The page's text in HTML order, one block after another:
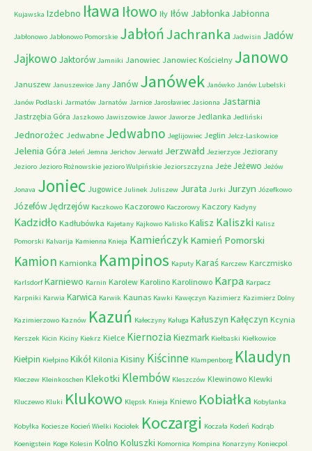
Kujawska Izdebno Iława Iłowo Iły Iłów Jabłonka Jabłonna
Jabłonowo Jabłonowo Pomorskie JabłońJachranka Jadwisin Jadów
Jajkowo Jaktorów Jamniki Janowiec Janowiec Kościelny Janowo
Januszew Januszewice Jany Janów Janówek Janówko Janów Lubelski
Janów Podlaski Jarmatów Jarnatów Jarnice Jarosławiec Jasionna Jastarnia
Jastrzębia Góra Jaszkowo Jawiszowice Jawor Jaworze Jedlanka Jedliński
Jednorożec Jedwabne Jedwabno Jeglijowiec Jeglin Jelcz-Laskowice
Jelenia Góra Jeleń Jemna Jerichov Jerwałd Jerzwałd Jezierzyce Jeziorany
Jezioro Jezioro Rożnowskie jezioro Wulpińskie Jeziorszczyzna Jeże Jeżewo Jeżów
Jonava Joniec Jugowice Julinek Juliszew Jurata Jurki Jurzyn Józefkowo
JózefówJędrzejów Kaczkowo Kaczorowo Kaczorowy Kaczory Kadyny
Kadzidło Kadłubówka Kajetany Kajkowo Kalisko Kalisz Kaliszki Kalisz
Pomorski Kalvarija Kamienna Knieja Kamieńczyk Kamień Pomorski
Kamion Kamionka Kampinos Kaputy Karaś Karczew Karczmisko
Karlsdorf Karniewo Karnin Karolew Karolino Karolinowo Karpa Karpacz
Karpniki Karwia Karwica Karwik Kaunas Kawki Kawęczyn Kazimierz Kazimierz Dolny
Kazimierzowo Kaznów Kazuń Kałeczyny Kaługa Kałuszyn Kałęczyn Kcynia
Kerszek Kicin Kiciny Kiekrz Kielce Kiernozia Kiezmark Kiełbaski Kiełkowice
Kiełpin Kiełpino Kikół Kilonia Kisiny Kiścinne Klampenborg Klaudyn
Kleczew Kleinkoschen Klekotki Klembów Kleszczów Klewinowo Klewki
Kluczewo Kluki Klukowo Klępsk Knieja Kniewo Kobiałka Kobylanka
Kobyłka Kociesze Kocień Wielki Kociołek Koczargi Koczała Kodeń Kodrąb
Koenigstein Koge Kolesin Kolno Koluszki Komornica Kompina Konarzyny Koniecpol